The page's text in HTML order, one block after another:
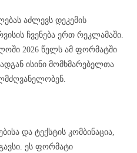
აძლევს დეკემის
ჩვენება ერთ რეკლამაში.
2026 წელს ამ ფორმატში
ისინი მომხმარებელთა
და ტექსტის კომბინაცია,
ეს ფორმატი